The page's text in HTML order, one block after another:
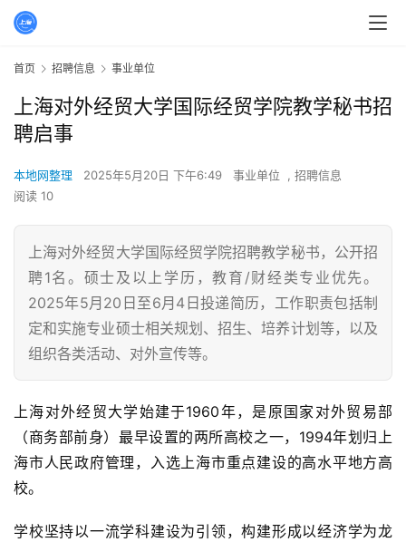
首页 招聘信息 事业单位
上海对外经贸大学国际经贸学院教学秘书招
聘启事
本地网整理 2025年5月20日 下午6:49 事业单位 , 招聘信息
阅读 10
上海对外经贸大学国际经贸学院招聘教学秘书，公开招
聘1名。硕士及以上学历，教育/财经类专业优先。
2025年5月20日至6月4日投递简历，工作职责包括制
定和实施专业硕士相关规划、招生、培养计划等，以及
组织各类活动、对外宣传等。
上海对外经贸大学始建于1960年，是原国家对外贸易部
（商务部前身）最早设置的两所高校之一，1994年划归上
海市人民政府管理，入选上海市重点建设的高水平地方高
校。
学校坚持以一流学科建设为引领，构建形成以经济学为龙